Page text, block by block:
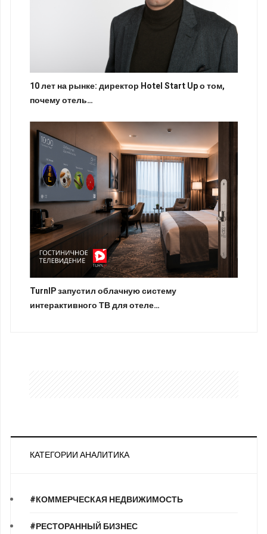
10 лет на рынке: директор Hotel Start Up о том,
почему отель…
TurnIP запустил облачную систему
интерактивного ТВ для отеле…
КАТЕГОРИИ АНАЛИТИКА
#КОММЕРЧЕСКАЯ НЕДВИЖИМОСТЬ
#РЕСТОРАННЫЙ БИЗНЕС